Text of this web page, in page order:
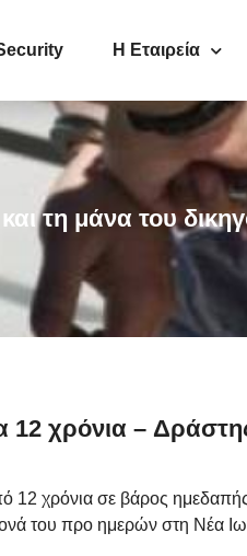
Η Εταιρεία
τη μάνα του
12 χρόνια –
χρόνια σε βάρος
του προ ημερών στη Νέα